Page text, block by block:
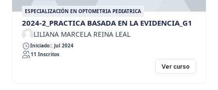
ESPECIALIZACIÓN EN OPTOMETRIA PEDIATRICA
2024-2_PRACTICA BASADA EN LA EVIDENCIA_G1
LILIANA MARCELA REINA LEAL
Iniciado:: Jul 2024
11 Inscritos
Ver curso